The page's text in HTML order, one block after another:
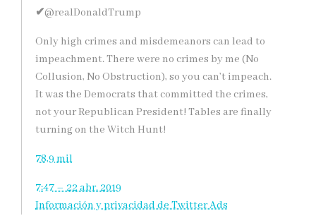
✔@realDonaldTrump
Only high crimes and misdemeanors can lead to
impeachment. There were no crimes by me (No
Collusion, No Obstruction), so you can’t impeach.
It was the Democrats that committed the crimes,
not your Republican President! Tables are finally
turning on the Witch Hunt!
78,9 mil
7:47 – 22 abr. 2019
Información y privacidad de Twitter Ads